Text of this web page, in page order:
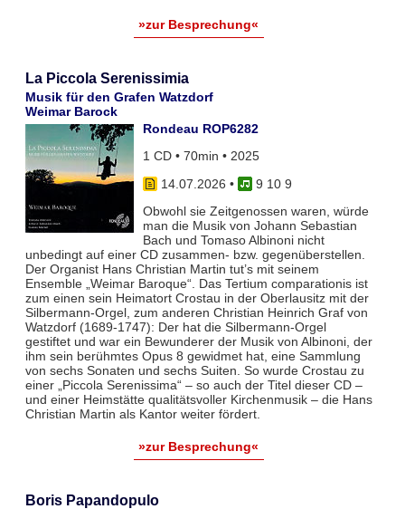
»zur Besprechung«
La Piccola Serenissimia
Musik für den Grafen Watzdorf
Weimar Barock
Rondeau ROP6282
1 CD • 70min • 2025
14.07.2026 •
9 10 9
Obwohl sie Zeitgenossen waren, würde
man die Musik von Johann Sebastian
Bach und Tomaso Albinoni nicht
unbedingt auf einer CD zusammen- bzw. gegenüberstellen.
Der Organist Hans Christian Martin tut’s mit seinem
Ensemble „Weimar Baroque“. Das Tertium comparationis ist
zum einen sein Heimatort Crostau in der Oberlausitz mit der
Silbermann-Orgel, zum anderen Christian Heinrich Graf von
Watzdorf (1689-1747): Der hat die Silbermann-Orgel
gestiftet und war ein Bewunderer der Musik von Albinoni, der
ihm sein berühmtes Opus 8 gewidmet hat, eine Sammlung
von sechs Sonaten und sechs Suiten. So wurde Crostau zu
einer „Piccola Serenissima“ – so auch der Titel dieser CD –
und einer Heimstätte qualitätsvoller Kirchenmusik – die Hans
Christian Martin als Kantor weiter fördert.
»zur Besprechung«
Boris Papandopulo